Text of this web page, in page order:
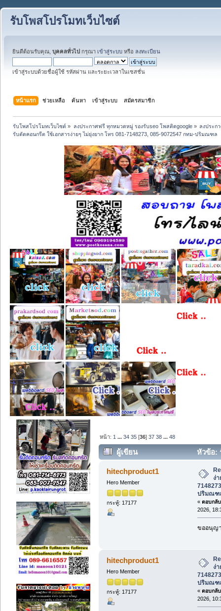
รับโพสโปรโมทเว็บไซต์
ยินดีต้อนรับคุณ, บุคคลทั่วไป กรุณา เข้าสู่ระบบ หรือ ลงทะเบียน
เข้าสู่ระบบด้วยชื่อผู้ใช้ รหัสผ่าน และระยะเวลาในเซสชั่น
หน้าแรก ช่วยเหลือ ค้นหา เข้าสู่ระบบ สมัครสมาชิก
รับโพสโปรโมทเว็บไซต์ » ลงประกาศฟรี ทุกหมวดหมู่ รองรับseo โพสติดgoogle» ลงประก
รับตัดคอนกรีต ใช้เอกสารง่ายๆ ไม่ยุ่งยาก โทร 081-7148273, 085-9072547 กทม-ปริมณฑล
หน้า: 1 ...34 35 [36]37 38 ...48
ผู้เขียน
หัวข้อ:
7148273, 085-9072547 กทม-ปริม
hitechproduct1
Hero Member
กระทู้: 17177
ง่
ปริมณฑ
« ตอบกลั
2026,
ขออนุญ
hitechproduct1
Hero Member
กระทู้: 17177
ง่
ปริมณฑ
« ตอบกลั
2026,